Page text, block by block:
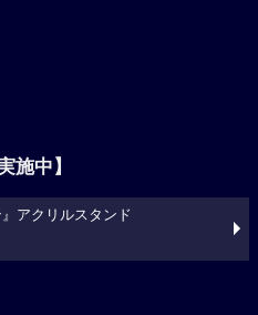
施中】
』アクリルスタンド